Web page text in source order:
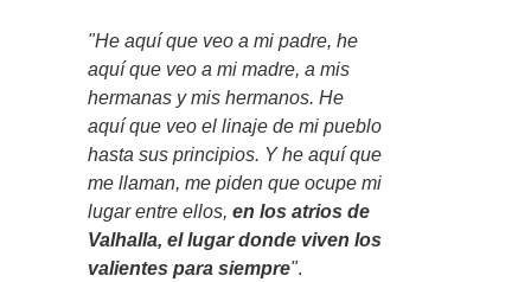
"He aquí que veo a mi padre, he
aquí que veo a mi madre, a mis
hermanas y mis hermanos. He
aquí que veo el linaje de mi pueblo
hasta sus principios. Y he aquí que
me llaman, me piden que ocupe mi
lugar entre ellos, en los atrios de
Valhalla, el lugar donde viven los
valientes para siempre".